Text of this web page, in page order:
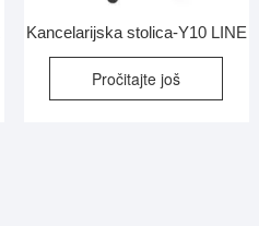
Kancelarijska stolica-Y10 LINE
Pročitajte još